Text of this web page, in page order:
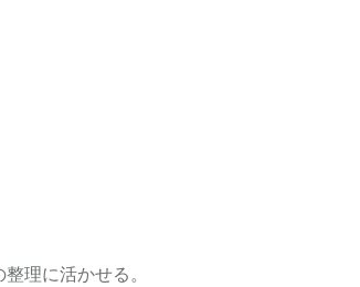
理に活かせる。